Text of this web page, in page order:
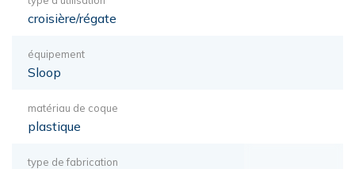
croisière/régate
équipement
Sloop
matériau de coque
plastique
type de fabrication